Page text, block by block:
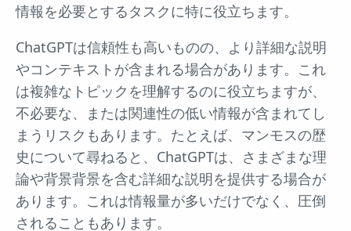
情報を必要とするタスクに特に役立ちます。
ChatGPTは信頼性も高いものの、より詳細な説明
やコンテキストが含まれる場合があります。これ
は複雑なトピックを理解するのに役立ちますが、
不必要な、または関連性の低い情報が含まれてし
まうリスクもあります。たとえば、マンモスの歴
史について尋ねると、ChatGPTは、さまざまな理
論や背景背景を含む詳細な説明を提供する場合が
あります。これは情報量が多いだけでなく、圧倒
されることもあります。